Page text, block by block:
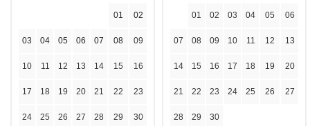
01 02
03 04 05 06 07 08 09
10 11 12 13 14 15 16
17 18 19 20 21 22 23
24 25 26 27 28 29 30
01 02 03 04 05 06
07 08 09 10 11 12 13
14 15 16 17 18 19 20
21 22 23 24 25 26 27
28 29 30